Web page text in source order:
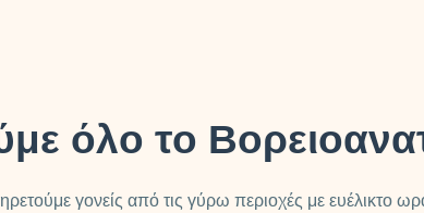
όλο το
γονείς από τις γύρω περιοχές με ευέλικτο